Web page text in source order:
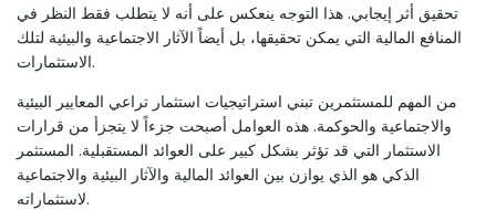
تحقيق أثر إيجابي. هذا التوجه ينعكس على أنه لا يتطلب فقط النظر في
المنافع المالية التي يمكن تحقيقها، بل أيضاً الآثار الاجتماعية والبيئية لتلك
الاستثمارات.
من المهم للمستثمرين تبني استراتيجيات استثمار تراعي المعايير البيئية
والاجتماعية والحوكمة. هذه العوامل أصبحت جزءاً لا يتجزأ من قرارات
الاستثمار التي قد تؤثر بشكل كبير على العوائد المستقبلية. المستثمر
الذكي هو الذي يوازن بين العوائد المالية والآثار البيئية والاجتماعية
لاستثماراته.